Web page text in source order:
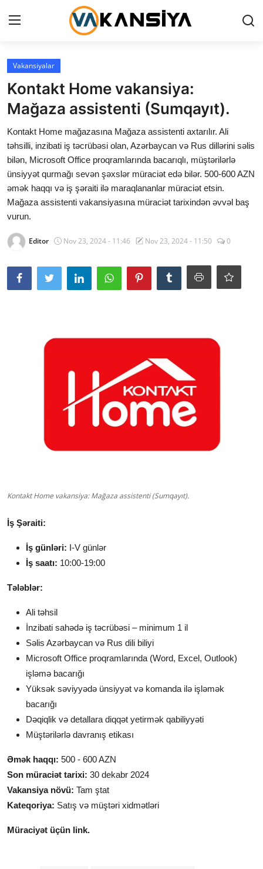
Login
Ana səhifə
Maliyyə
Əlaqə
Xəbərlər
Vakansiyalar
Kontakt Home vakansiya:
Mağaza assistenti (Sumqayıt).
Kontakt Home mağazasına Mağaza assistenti axtarılır. Ali
təhsilli, inzibati iş təcrübəsi olan, Azərbaycan və Rus dillərini səlis
bilən, Microsoft Office proqramlarında bacarıqlı, müştərilərlə
ünsiyyət qurmağı sevən şəxslər müraciət edə bilər. 500-600 AZN
əmək haqqı və iş şəraiti ilə maraqlananlar müraciət etsin.
Mağaza assistenti vakansiyasına müraciət tarixindən əvvəl baş
vurun.
Editor Nov 23, 2024 - 11:46 Nov 23, 2024 - 11:50 0
Kontakt Home vakansiya: Mağaza assistenti (Sumqayıt).
İş Şəraiti:
İş günləri: I-V günlər
İş saatı: 10:00-19:00
Tələblər:
Ali təhsil
İnzibati sahədə iş təcrübəsi – minimum 1 il
Səlis Azərbaycan və Rus dili biliyi
Microsoft Office proqramlarında (Word, Excel, Outlook)
işləmə bacarığı
Yüksək səviyyədə ünsiyyət və komanda ilə işləmək
bacarığı
Dəqiqlik və detallara diqqət yetirmək qabiliyyəti
Müştərilərlə davranış etikası
Əmək haqqı: 500 - 600 AZN
Son müraciət tarixi: 30 dekabr 2024
Vakansiya növü: Tam ştat
Kateqoriya: Satış və müştəri xidmətləri
Müraciyət üçün link.